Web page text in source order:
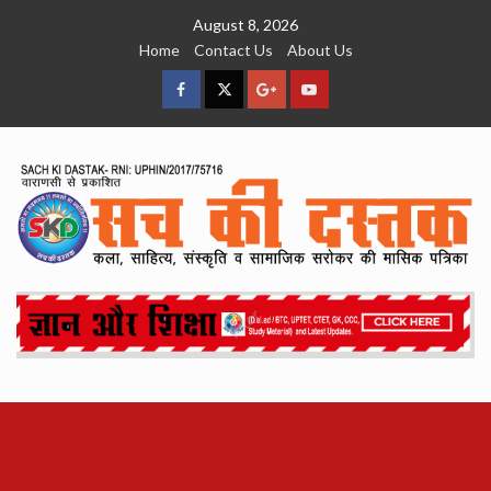
August 8, 2026
Home
Contact Us About Us
facebookTwitterGoogleYouTube